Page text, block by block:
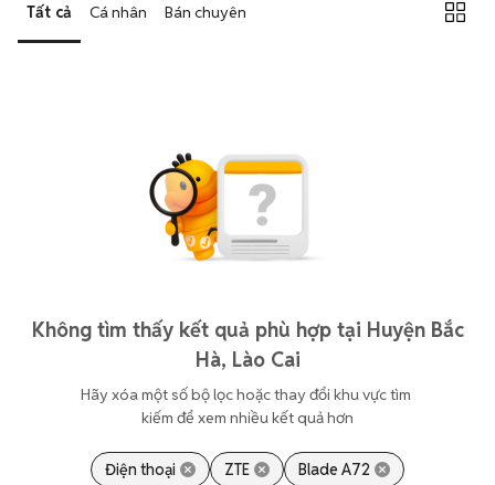
Tất cả Cá nhân Bán chuyên
Không tìm thấy kết quả phù hợp tại Huyện Bắc
Hà, Lào Cai
Hãy xóa một số bộ lọc hoặc thay đổi khu vực tìm
kiếm để xem nhiều kết quả hơn
Điện thoại ZTE Blade A72